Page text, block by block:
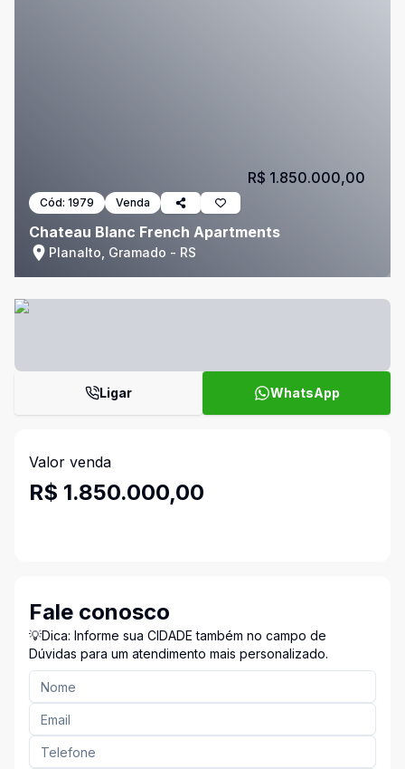
Cód: 1979 Venda
Chateau Blanc French Apartments
Planalto, Gramado - RS
R$ 1.850.000,00
Ligar WhatsApp
Valor venda
R$ 1.850.000,00
Fale conosco
💡Dica: Informe sua CIDADE também no campo de
Dúvidas para um atendimento mais personalizado.